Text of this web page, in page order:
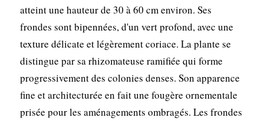
atteint une hauteur de 30 à 60 cm environ. Ses
frondes sont bipennées, d'un vert profond, avec une
texture délicate et légèrement coriace. La plante se
distingue par sa rhizomateuse ramifiée qui forme
progressivement des colonies denses. Son apparence
fine et architecturée en fait une fougère ornementale
prisée pour les aménagements ombragés. Les frondes